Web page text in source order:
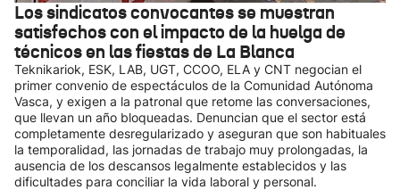
Los sindicatos convocantes se muestran
satisfechos con el impacto de la huelga de
técnicos en las fiestas de La Blanca
Teknikariok, ESK, LAB, UGT, CCOO, ELA y CNT negocian el
primer convenio de espectáculos de la Comunidad Autónoma
Vasca, y exigen a la patronal que retome las conversaciones,
que llevan un año bloqueadas. Denuncian que el sector está
completamente desregularizado y aseguran que son habituales
la temporalidad, las jornadas de trabajo muy prolongadas, la
ausencia de los descansos legalmente establecidos y las
dificultades para conciliar la vida laboral y personal.